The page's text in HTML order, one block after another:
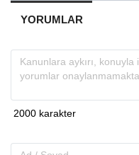
YORUMLAR